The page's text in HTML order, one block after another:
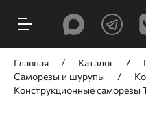
Главная Каталог
Саморезы и шурупы
Конструкционные